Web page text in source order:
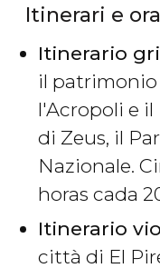
Itinerari e
Itinerario
il
l'Acropoli e
di Zeus, il
Nazionale.
horas cada
Itinerario
città di El